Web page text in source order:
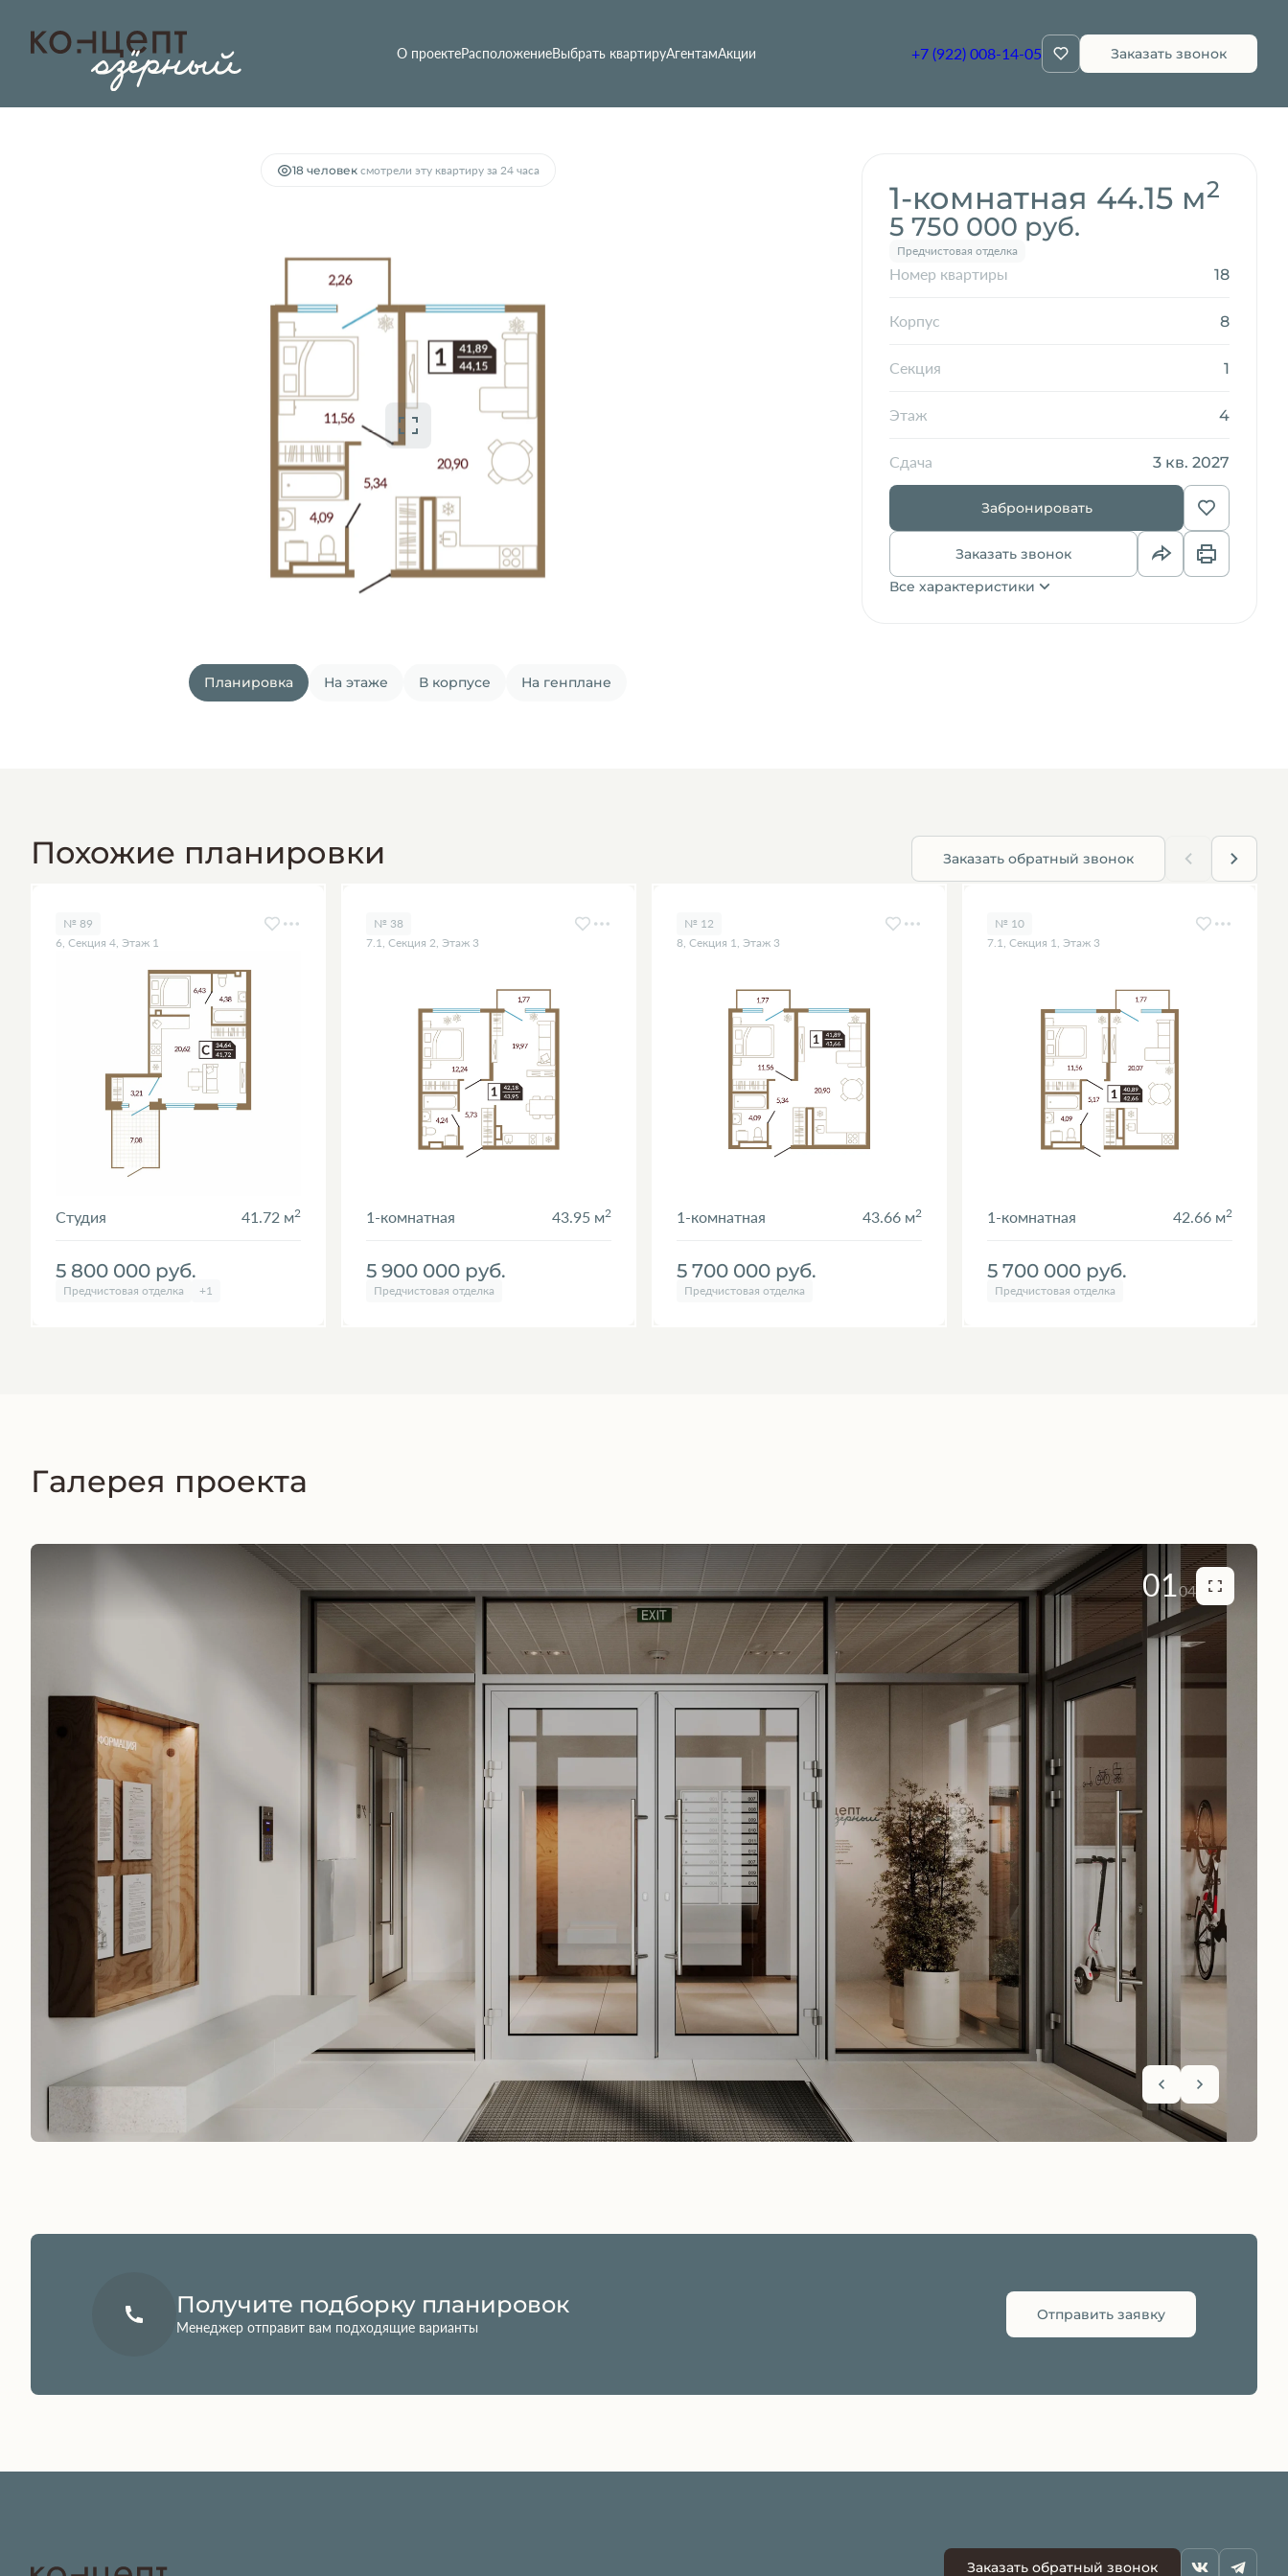
О проектеРасположениеВыбрать квартируАгентамАкции +7 (922) 008-14-05 Заказать звонок
1-комнатная44.15 м2 Забронировать
18 человек смотрели эту квартиру за 24 часа
Планировка На этаже В корпусе На генплане
1-комнатная 44.15 м2
5 750 000 руб.
Предчистовая отделка
Номер квартиры 18
Корпус 8
Секция 1
Этаж 4
Сдача 3 кв. 2027
Забронировать
Заказать звонок
Все характеристики
Похожие планировки Заказать обратный звонок
№ 89
6, Секция 4, Этаж 1
Студия 41.72 м2
5 800 000 руб.
Предчистовая отделка +1
№ 38
7.1, Секция 2, Этаж 3
1-комнатная 43.95 м2
5 900 000 руб.
Предчистовая отделка
№ 12
8, Секция 1, Этаж 3
1-комнатная 43.66 м2
5 700 000 руб.
Предчистовая отделка
№ 10
7.1, Секция 1, Этаж 3
1-комнатная 42.66 м2
5 700 000 руб.
Предчистовая отделка
Галерея проекта
0104
Получите подборку планировок
Менеджер отправит вам подходящие варианты
Отправить заявку
Заказать обратный звонок